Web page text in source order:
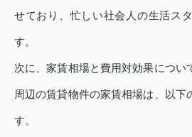
せており、忙しい社会人の生活ス
す。
次に、家賃相場と費用対効果につい
周辺の賃貸物件の家賃相場は、以下
す。